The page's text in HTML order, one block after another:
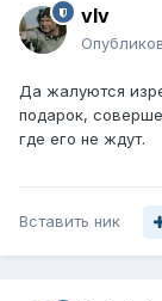
vIv
Да жалуются
подарок,
где его не ждут.
Вставить ник